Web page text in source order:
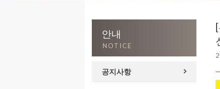
안내
NOTICE
공지사항